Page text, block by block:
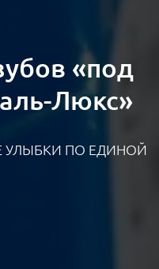
«под
Люкс»
УЛЫБКИ ПО ЕДИНОЙ